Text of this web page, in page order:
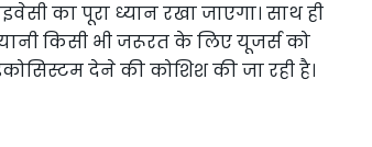
का पूरा ध्यान रखा जाएगा। साथ ही
किसी भी जरूरत के लिए यूजर्स को
देने की कोशिश की जा रही है।